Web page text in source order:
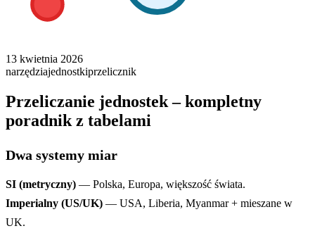
13 kwietnia 2026
narzędziajednostkiprzelicznik
Przeliczanie jednostek – kompletny
poradnik z tabelami
Dwa systemy miar
SI (metryczny) — Polska, Europa, większość świata.
Imperialny (US/UK) — USA, Liberia, Myanmar + mieszane w
UK.